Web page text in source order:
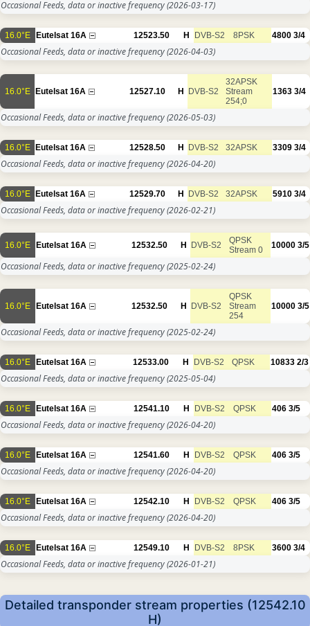
Occasional Feeds, data or inactive frequency(2026-03-17)
16.0°E Eutelsat 16A 12523.50 H DVB-S2 8PSK 4800 3/4
Occasional Feeds, data or inactive frequency(2026-04-03)
16.0°E Eutelsat 16A 12527.10 H DVB-S2
32APSK
Stream
254;0
1363 3/4
Occasional Feeds, data or inactive frequency(2026-05-03)
16.0°E Eutelsat 16A 12528.50 H DVB-S2 32APSK 3309 3/4
Occasional Feeds, data or inactive frequency(2026-04-20)
16.0°E Eutelsat 16A 12529.70 H DVB-S2 32APSK 5910 3/4
Occasional Feeds, data or inactive frequency(2026-02-21)
16.0°E Eutelsat 16A 12532.50 H DVB-S2
QPSK
Stream 0
10000 3/5
Occasional Feeds, data or inactive frequency(2025-02-24)
16.0°E Eutelsat 16A 12532.50 H DVB-S2
QPSK
Stream
254
10000 3/5
Occasional Feeds, data or inactive frequency(2025-02-24)
16.0°E Eutelsat 16A 12533.00 H DVB-S2 QPSK 10833 2/3
Occasional Feeds, data or inactive frequency(2025-05-04)
16.0°E Eutelsat 16A 12541.10 H DVB-S2 QPSK 406 3/5
Occasional Feeds, data or inactive frequency(2026-04-20)
16.0°E Eutelsat 16A 12541.60 H DVB-S2 QPSK 406 3/5
Occasional Feeds, data or inactive frequency(2026-04-20)
16.0°E Eutelsat 16A 12542.10 H DVB-S2 QPSK 406 3/5
Occasional Feeds, data or inactive frequency(2026-04-20)
16.0°E Eutelsat 16A 12549.10 H DVB-S2 8PSK 3600 3/4
Occasional Feeds, data or inactive frequency(2026-01-21)
Detailed transponder stream properties (12542.10
H)